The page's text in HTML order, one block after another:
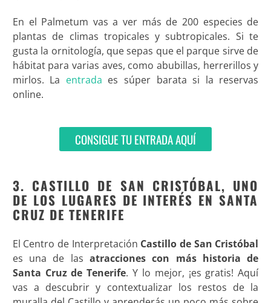
En el Palmetum vas a ver más de 200 especies de
plantas de climas tropicales y subtropicales. Si te
gusta la ornitología, que sepas que el parque sirve de
hábitat para varias aves, como abubillas, herrerillos y
mirlos. La entrada es súper barata si la reservas
online.
CONSIGUE TU ENTRADA AQUÍ
3. CASTILLO DE SAN CRISTÓBAL, UNO
DE LOS LUGARES DE INTERÉS EN SANTA
CRUZ DE TENERIFE
El Centro de Interpretación Castillo de San Cristóbal
es una de las atracciones con más historia de
Santa Cruz de Tenerife. Y lo mejor, ¡es gratis! Aquí
vas a descubrir y contextualizar los restos de la